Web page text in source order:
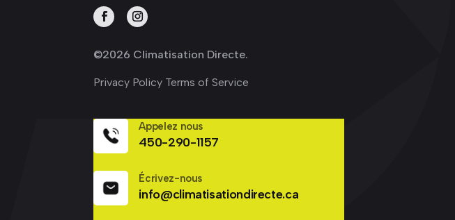
©2026 Climatisation Directe.
Privacy Policy Terms of Service
Appelez nous
450-290-1157
Écrivez-nous
info@climatisationdirecte.ca